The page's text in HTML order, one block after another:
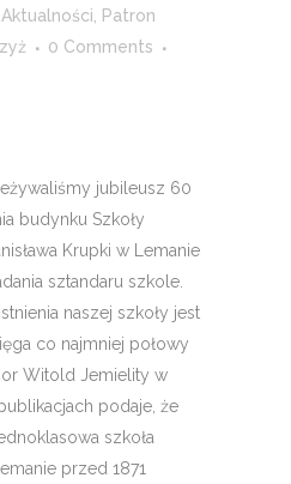
Aktualności
Patron
0 Comments
jubileusz 60
budynku Szkoły
Krupki w Lemanie
sztandaru szkole.
naszej szkoły jest
co najmniej połowy
Witold Jemielity w
podaje, że
szkoła
przed 1871